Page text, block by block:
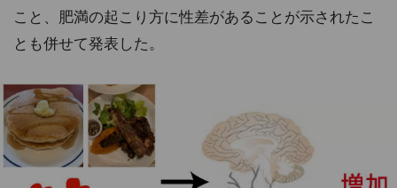
こと、肥満の起こり方に性差があることが示されたこ
とも併せて発表した。